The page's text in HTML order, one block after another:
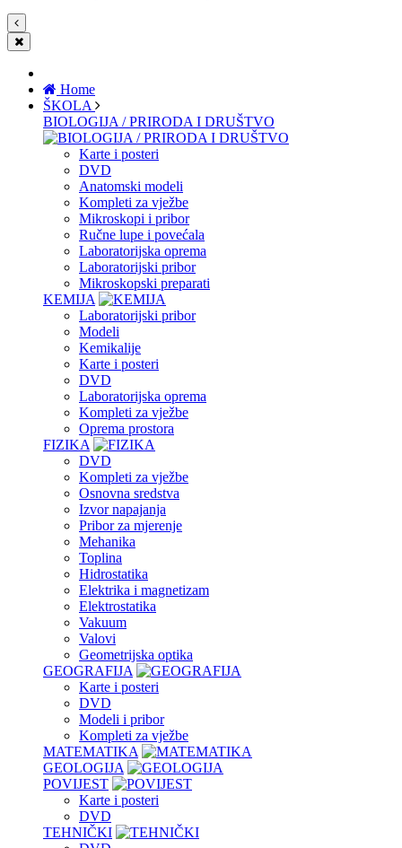
Home
ŠKOLA
BIOLOGIJA / PRIRODA I DRUŠTVO
Karte i posteri
DVD
Anatomski modeli
Kompleti za vježbe
Mikroskopi i pribor
Ručne lupe i povećala
Laboratorijska oprema
Laboratorijski pribor
Mikroskopski preparati
KEMIJA
Laboratorijski pribor
Modeli
Kemikalije
Karte i posteri
DVD
Laboratorijska oprema
Kompleti za vježbe
Oprema prostora
FIZIKA
DVD
Kompleti za vježbe
Osnovna sredstva
Izvor napajanja
Pribor za mjerenje
Mehanika
Toplina
Hidrostatika
Elektrika i magnetizam
Elektrostatika
Vakuum
Valovi
Geometrijska optika
GEOGRAFIJA
Karte i posteri
DVD
Modeli i pribor
Kompleti za vježbe
MATEMATIKA
GEOLOGIJA
POVIJEST
Karte i posteri
DVD
TEHNIČKI